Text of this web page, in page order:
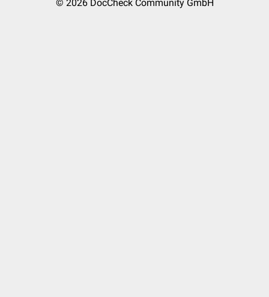
© 2026 DocCheck Community GmbH